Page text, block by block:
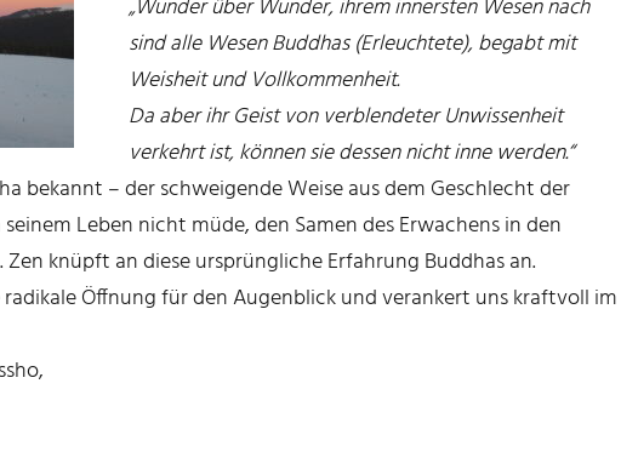
„Wunder über Wunder, ihrem innersten Wesen nach
sind alle Wesen Buddhas (Erleuchtete), begabt mit
Weisheit und Vollkommenheit.
Da aber ihr Geist von verblendeter Unwissenheit
verkehrt ist, können sie dessen nicht inne werden.“
bekannt – der schweigende Weise aus dem Geschlecht der
Leben nicht müde, den Samen des Erwachens in den
knüpft an diese ursprüngliche Erfahrung Buddhas an.
Öffnung für den Augenblick und verankert uns kraftvoll im